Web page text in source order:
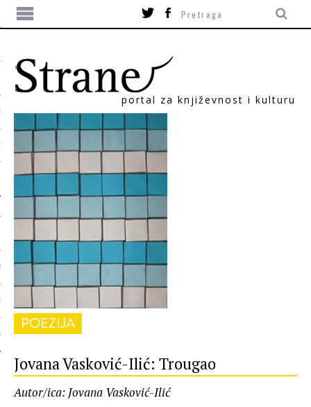
portal za književnost i kulturu
POEZIJA
Jovana Vasković-Ilić: Trougao
Autor/ica: Jovana Vasković-Ilić